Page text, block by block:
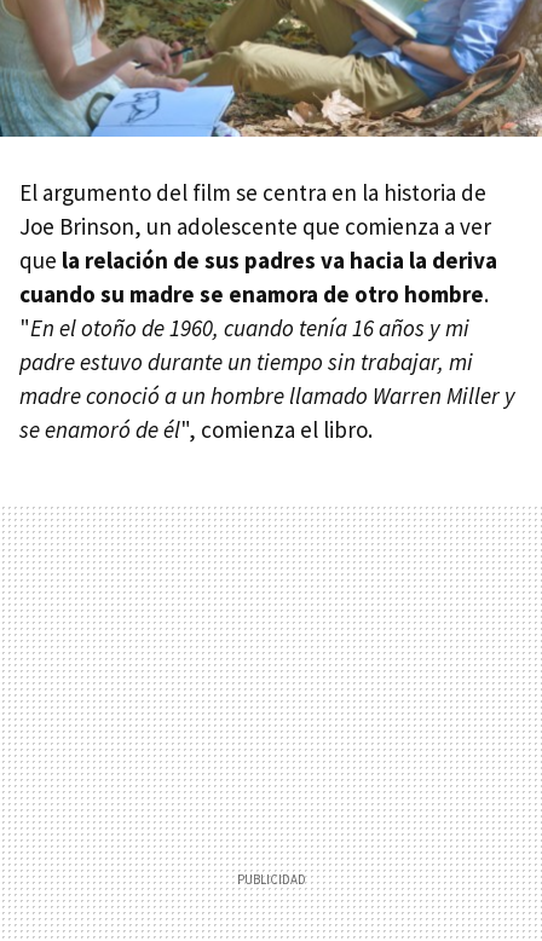
El argumento del film se centra en la historia de
Joe Brinson, un adolescente que comienza a ver
que la relación de sus padres va hacia la deriva
cuando su madre se enamora de otro hombre.
"En el otoño de 1960, cuando tenía 16 años y mi
padre estuvo durante un tiempo sin trabajar, mi
madre conoció a un hombre llamado Warren Miller y
se enamoró de él", comienza el libro.